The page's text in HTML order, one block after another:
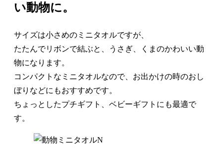
い動物に。
サイズは小さめのミニタオルですが、
たたんでリボンで結ぶと、うさぎ、くまのかわいい動
物になります。
コンパクトなミニタオルなので、お出かけの時のおし
ぼりなどにもおすすめです。
ちょっとしたプチギフト、ベビーギフトにも最適で
す。